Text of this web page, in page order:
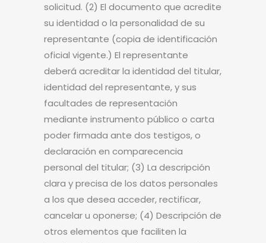
solicitud. (2) El documento que acredite
su identidad o la personalidad de su
representante (copia de identificación
oficial vigente.) El representante
deberá acreditar la identidad del titular,
identidad del representante, y sus
facultades de representación
mediante instrumento público o carta
poder firmada ante dos testigos, o
declaración en comparecencia
personal del titular; (3) La descripción
clara y precisa de los datos personales
a los que desea acceder, rectificar,
cancelar u oponerse; (4) Descripción de
otros elementos que faciliten la